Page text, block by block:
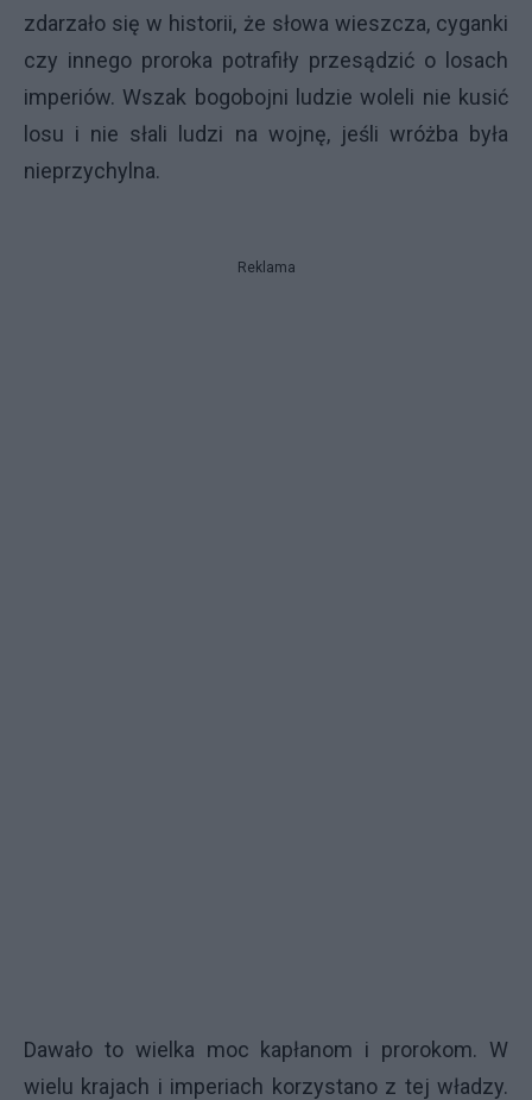
zdarzało się w historii, że słowa wieszcza, cyganki
czy innego proroka potrafiły przesądzić o losach
imperiów. Wszak bogobojni ludzie woleli nie kusić
losu i nie słali ludzi na wojnę, jeśli wróżba była
nieprzychylna.
Reklama
Dawało to wielka moc kapłanom i prorokom. W
wielu krajach i imperiach korzystano z tej władzy.